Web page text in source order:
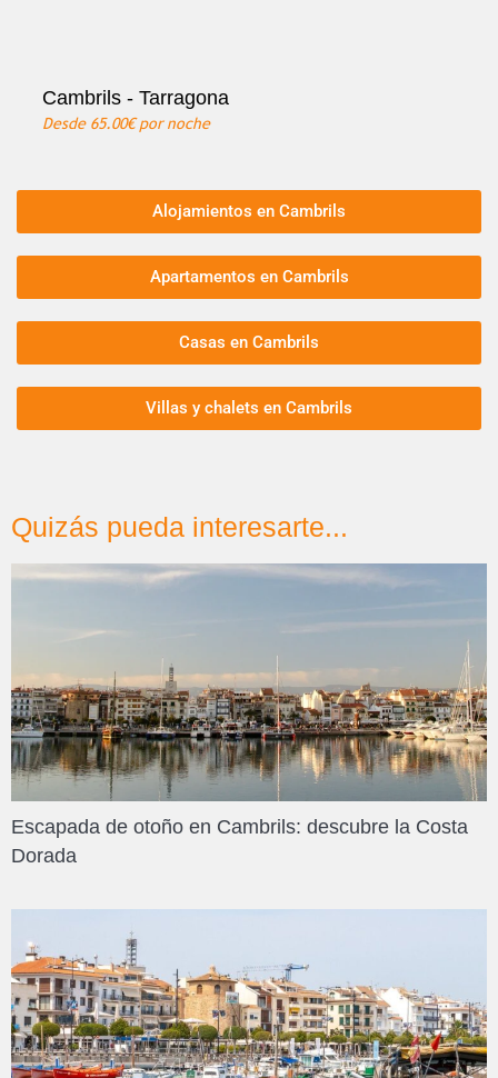
Cambrils - Tarragona
Desde 65.00€por noche
Alojamientos en Cambrils
Apartamentos en Cambrils
Casas en Cambrils
Villas y chalets en Cambrils
Quizás pueda interesarte...
Escapada de otoño en Cambrils: descubre la Costa
Dorada